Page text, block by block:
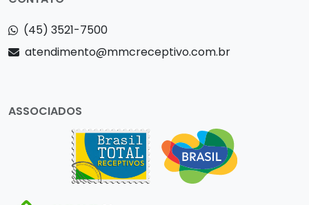
(45) 3521-7500
atendimento@mmcreceptivo.com.br
ASSOCIADOS